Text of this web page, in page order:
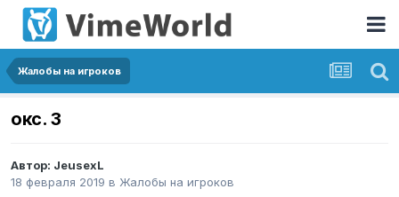
Жалобы на игроков
окс. 3
Автор: JeusexL
18 февраля 2019 в Жалобы на игроков